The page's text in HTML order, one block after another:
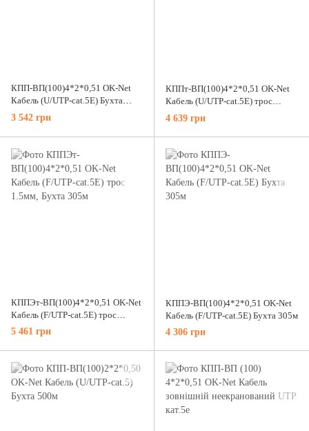
КПП-ВП(100)4*2*0,51 OK-Net
Кабель (U/UTP-cat.5E) Бухта
305м
3 542 грн
КППт-ВП(100)4*2*0,51 OK-Net
Кабель (U/UTP-cat.5E) трос
1.5мм, Бухта 305м
4 639 грн
КППЭт-ВП(100)4*2*0,51 OK-Net
Кабель (F/UTP-cat.5E) трос
1.5мм, Бухта 305м
5 461 грн
КППЭ-ВП(100)4*2*0,51 OK-Net
Кабель (F/UTP-cat.5E) Бухта 305м
4 306 грн